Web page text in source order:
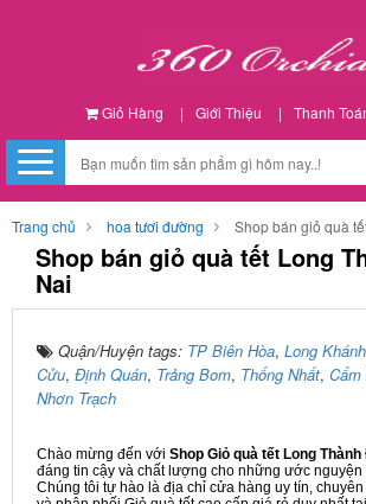
Giỏ Hàng | Giới Thiệu | Thanh
Trang chủ hoa tươi đường Shop bán giỏ quà
Shop bán giỏ quà tết Long
Nai
Quận/Huyện tags: TP Biên Hòa, Long Khánh
Cửu, Định Quán, Trảng Bom, Thống Nhất,
Nhơn Trạch
Chào mừng đến với Shop Giỏ quà tết Long
đáng tin cậy và chất lượng cho những ước nguyện
Chúng tôi tự hào là địa chỉ cửa hàng uy tín,